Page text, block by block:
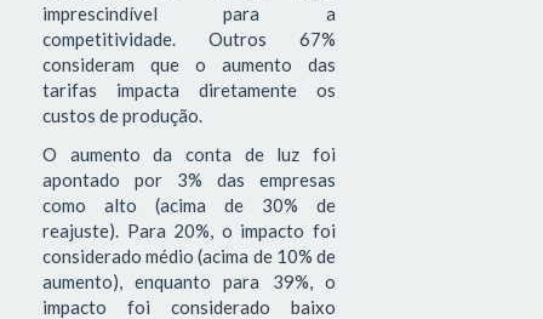
imprescindível para a
competitividade. Outros 67%
consideram que o aumento das
tarifas impacta diretamente os
custos de produção.
O aumento da conta de luz foi
apontado por 3% das empresas
como alto (acima de 30% de
reajuste). Para 20%, o impacto foi
considerado médio (acima de 10% de
aumento), enquanto para 39%, o
impacto foi considerado baixo